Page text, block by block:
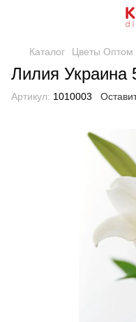
Каталог Цветы Оптом
Лилия Украина
Артикул: 1010003